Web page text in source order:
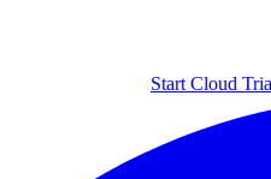
Start Cloud